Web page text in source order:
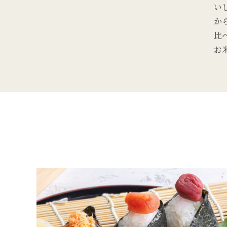
い
か
比
お